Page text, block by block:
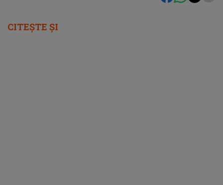
CITEȘTE ȘI